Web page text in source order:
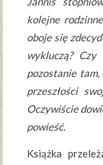
kolejne
oboje się
wykluczą?
pozostanie
przeszłości
Oczywiście
powieść.
Książka